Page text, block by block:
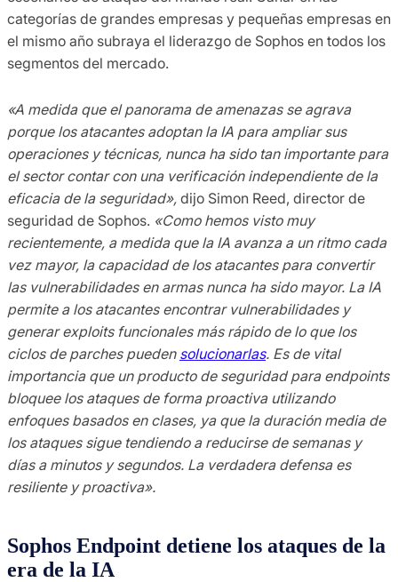
categorías de grandes empresas y pequeñas empresas en
el mismo año subraya el liderazgo de Sophos en todos los
segmentos del mercado.
«A medida que el panorama de amenazas se agrava
porque los atacantes adoptan la IA para ampliar sus
operaciones y técnicas, nunca ha sido tan importante para
el sector contar con una verificación independiente de la
eficacia de la seguridad», dijo Simon Reed, director de
seguridad de Sophos. «Como hemos visto muy
recientemente, a medida que la IA avanza a un ritmo cada
vez mayor, la capacidad de los atacantes para convertir
las vulnerabilidades en armas nunca ha sido mayor. La IA
permite a los atacantes encontrar vulnerabilidades y
generar exploits funcionales más rápido de lo que los
ciclos de parches pueden solucionarlas. Es de vital
importancia que un producto de seguridad para endpoints
bloquee los ataques de forma proactiva utilizando
enfoques basados en clases, ya que la duración media de
los ataques sigue tendiendo a reducirse de semanas y
días a minutos y segundos. La verdadera defensa es
resiliente y proactiva».
Sophos Endpoint detiene los ataques de la
era de la IA